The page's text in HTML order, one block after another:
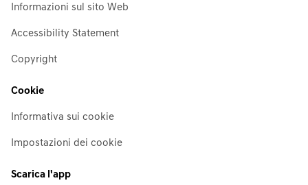
Informazioni sul sito Web
Accessibility Statement
Copyright
Cookie
Informativa sui cookie
Impostazioni dei cookie
Scarica l'app